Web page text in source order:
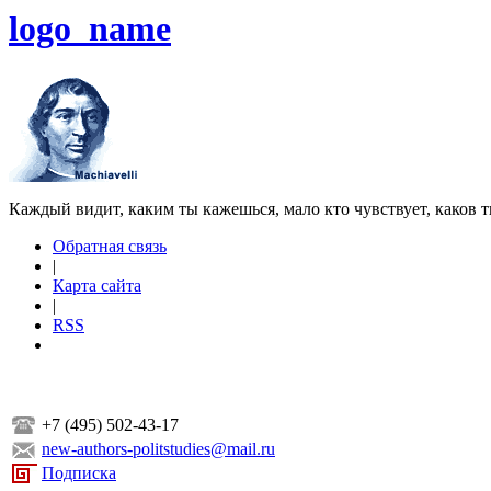
logo_name
Каждый видит, каким ты кажешься, мало кто чувствует, каков
Обратная связь
|
Карта сайта
|
RSS
+7 (495) 502-43-17
new-authors-politstudies@mail.ru
Подписка